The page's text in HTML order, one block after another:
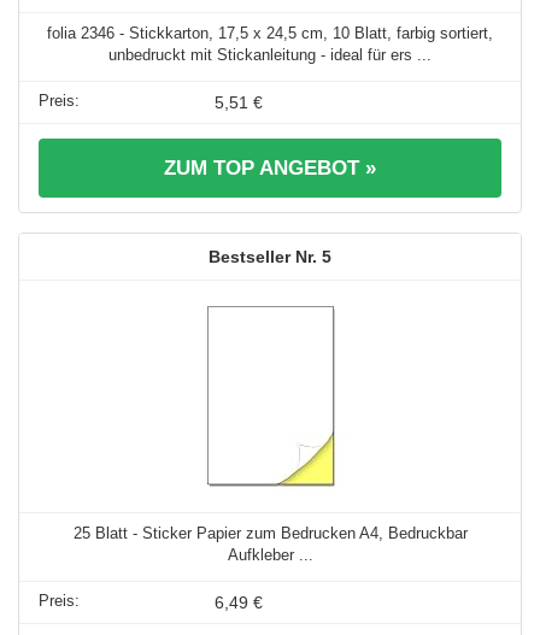
folia 2346 - Stickkarton, 17,5 x 24,5 cm, 10 Blatt, farbig sortiert,
unbedruckt mit Stickanleitung - ideal für ers ...
5,51 €
ZUM TOP ANGEBOT »
5
25 Blatt - Sticker Papier zum Bedrucken A4, Bedruckbar
Aufkleber ...
6,49 €